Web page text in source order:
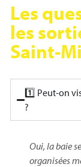
Les
les
Saint-
1️⃣ Peut-on
?
Oui, la baie
organisées